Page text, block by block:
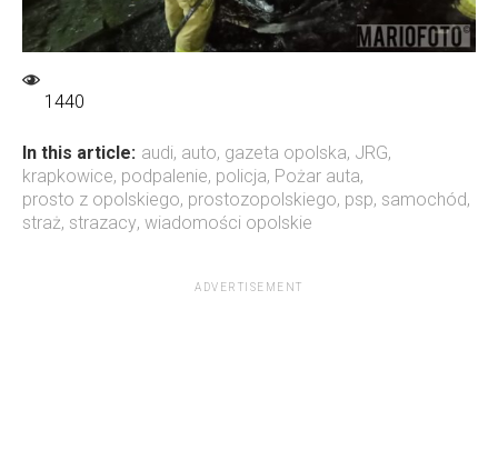
1440
In this article: audi, auto, gazeta opolska, JRG,
krapkowice, podpalenie, policja, Pożar auta,
prosto z opolskiego, prostozopolskiego, psp, samochód,
straż, strazacy, wiadomości opolskie
ADVERTISEMENT